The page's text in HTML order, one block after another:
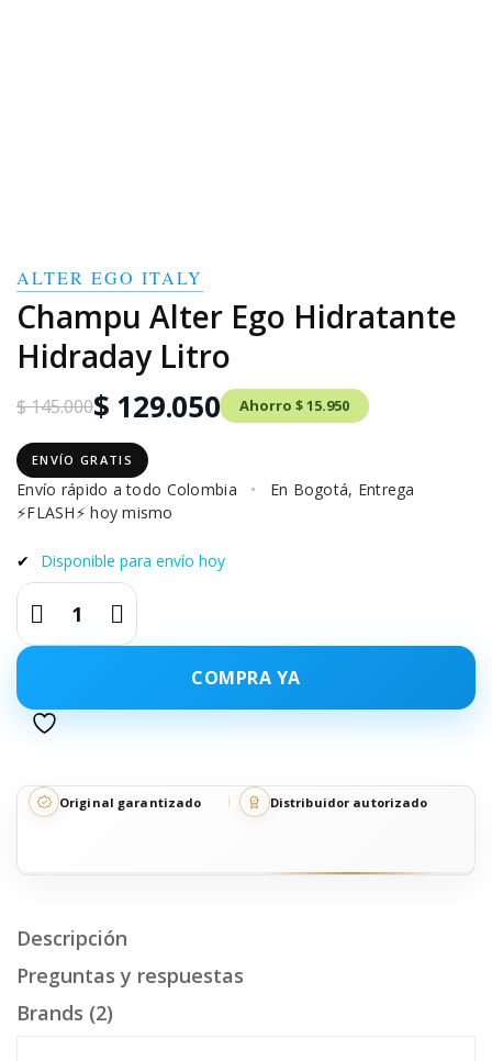
ALTER EGO ITALY
Champu Alter Ego Hidratante
Hidraday Litro
$ 145.000$ 129.050 Ahorro $ 15.950
ENVÍO GRATIS
Envío rápido a todo Colombia •
En Bogotá, Entrega
⚡FLASH⚡ hoy mismo
✔ Disponible para envío hoy
COMPRA YA
Original garantizado Distribuidor autorizado
Descripción
Preguntas y respuestas
Brands (2)